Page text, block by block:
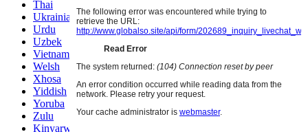
Thai
Ukrainian
Urdu
Uzbek
Vietnamese
Welsh
Xhosa
Yiddish
Yoruba
Zulu
Kinyarwanda